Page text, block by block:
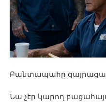
Բանտապահը զայրացած
Նա չէր կարող